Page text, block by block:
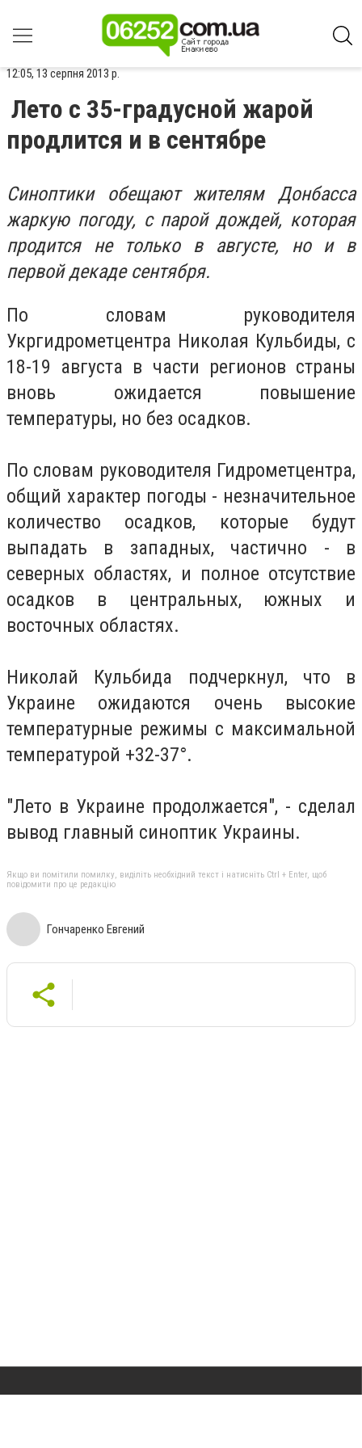
12:05, 13 серпня 2013 р.
Лето с 35-градусной жарой
продлится и в сентябре
Синоптики обещают жителям Донбасса
жаркую погоду, с парой дождей, которая
продится не только в августе, но и в
первой декаде сентября.
По словам руководителя
Укргидрометцентра Николая Кульбиды, с
18-19 августа в части регионов страны
вновь ожидается повышение
температуры, но без осадков.
По словам руководителя Гидрометцентра,
общий характер погоды - незначительное
количество осадков, которые будут
выпадать в западных, частично - в
северных областях, и полное отсутствие
осадков в центральных, южных и
восточных областях.
Николай Кульбида подчеркнул, что в
Украине ожидаются очень высокие
температурные режимы с максимальной
температурой +32-37°.
"Лето в Украине продолжается", - сделал
вывод главный синоптик Украины.
Якщо ви помітили помилку, виділіть необхідний текст і натисніть Ctrl + Enter, щоб
повідомити про це редакцію
Гончаренко Евгений